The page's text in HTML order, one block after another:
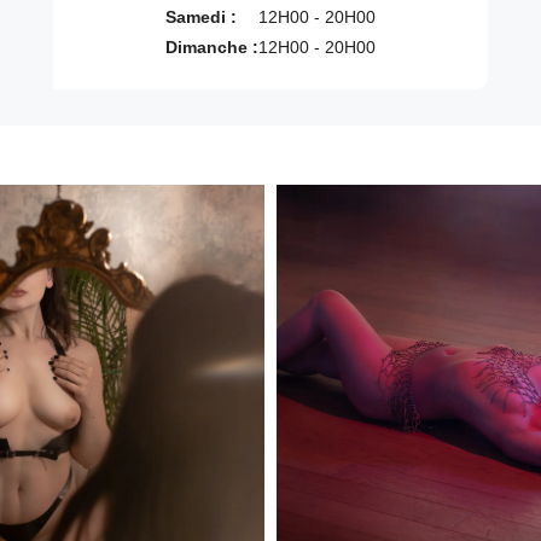
Samedi :
Dimanche :
12H00 - 20H00
12H00 - 20H00